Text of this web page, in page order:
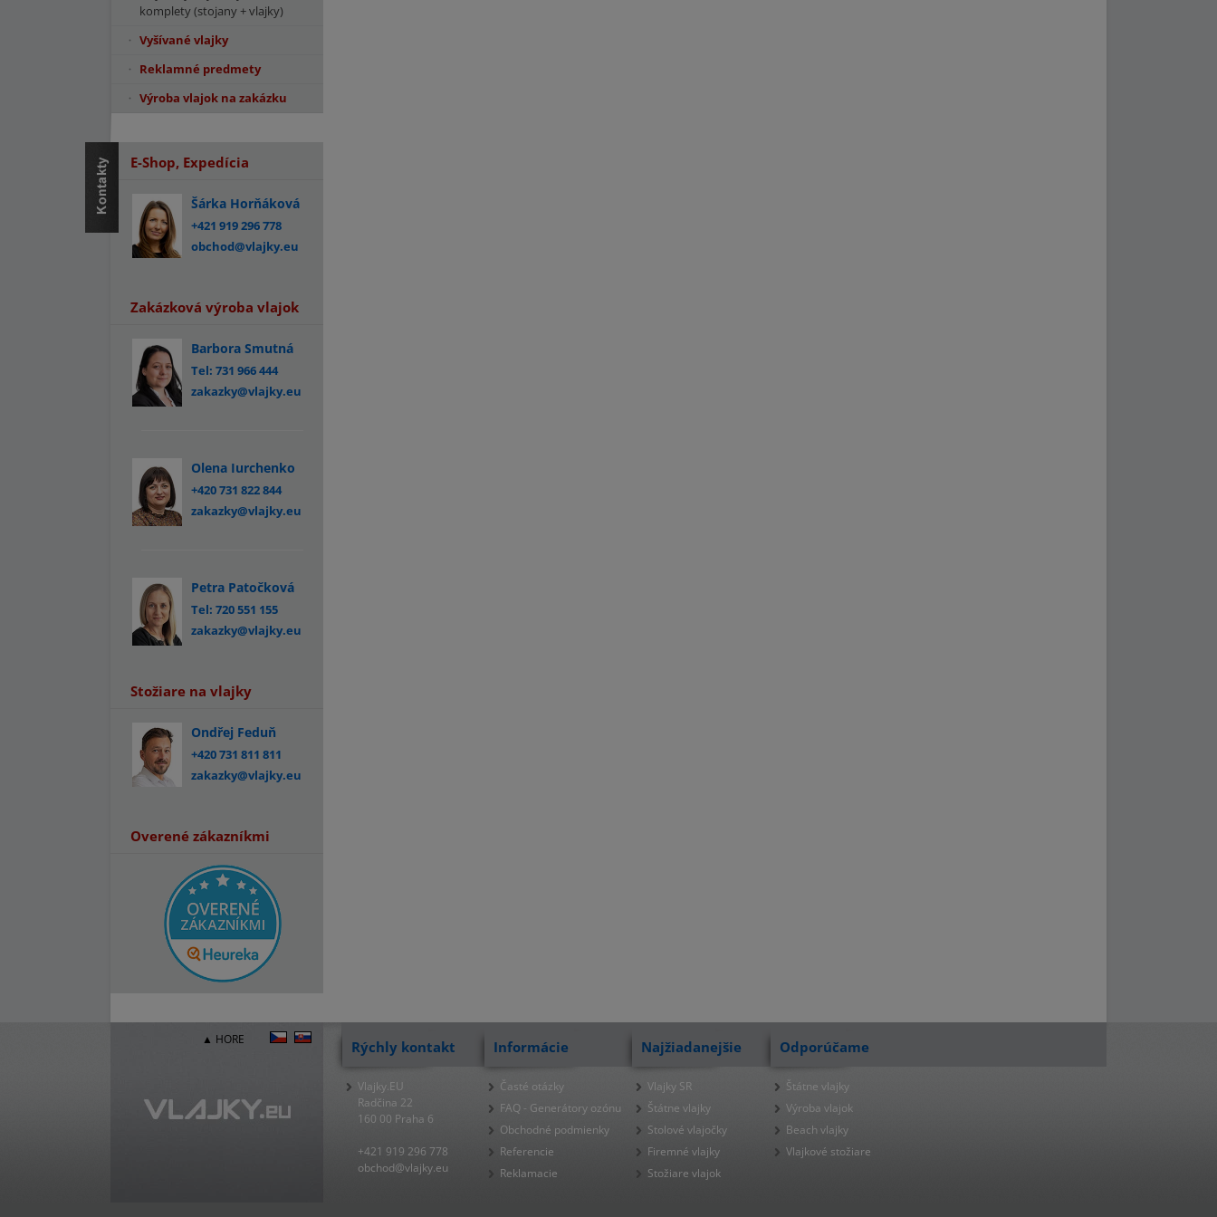
komplety (stojany + vlajky)
Vyšívané vlajky
Reklamné predmety
Výroba vlajok na zakázku
E-Shop, Expedícia
Šárka Horňáková
+421 919 296 778
obchod@vlajky.eu
Zakázková výroba vlajok
Barbora Smutná
Tel: 731 966 444
zakazky@vlajky.eu
Olena Iurchenko
+420 731 822 844
zakazky@vlajky.eu
Petra Patočková
Tel: 720 551 155
zakazky@vlajky.eu
Stožiare na vlajky
Ondřej Feduň
+420 731 811 811
zakazky@vlajky.eu
Overené zákazníkmi
▲ HORE Rýchly kontakt
Vlajky.EU
Radčina 22
160 00 Praha 6
+421 919 296 778
obchod@vlajky.eu
Informácie
Časté otázky
FAQ - Generátory ozónu
Obchodné podmienky
Referencie
Reklamacie
Najžiadanejšie
Vlajky SR
Štátne vlajky
Stolové vlajočky
Firemné vlajky
Stožiare vlajok
Odporúčame
Štátne vlajky
Výroba vlajok
Beach vlajky
Vlajkové stožiare